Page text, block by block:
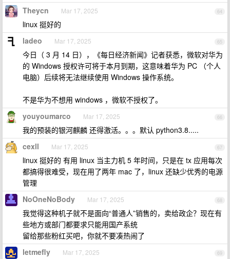
64
Theycn Mar 17, 2025
linux 挺好的
65
ladeo Mar 17, 2025
今日（ 3 月 14 日），《每日经济新闻》记者获悉，微软对华为
的 Windows 授权许可将于本月到期，这意味着华为 PC （个人
电脑）后续将无法继续使用 Windows 操作系统。
不是华为不想用 windows ，微软不授权了。
66
youyoumarco Mar 17, 2025
我的预装的银河麒麟 还得激活。。。默认 python3.8.....
67
cexll Mar 17, 2025
linux 挺好的 有用 linux 当主力机 5 年时间，只是在 tx 应用每次
都搞得很难受，现在用了两年 mac 了，linux 还缺少优秀的电源
管理
68
NoOneNoBody Mar 17, 2025
我觉得这种机子就不是面向“普通人”销售的，卖给政企？现在有
些地方或部门都要求只能用国产系统
留给那些粉红买吧，你就不要凑热闹了
69
letmefly Mar 17, 2025